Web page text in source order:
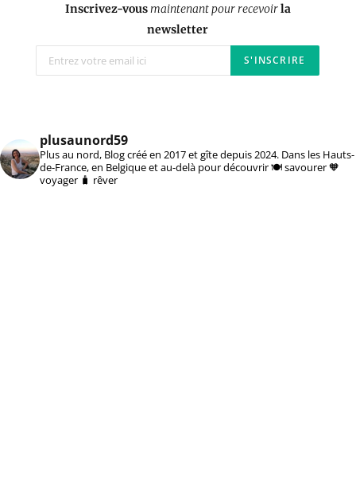
Inscrivez-vousmaintenant pour recevoirla
newsletter
plusaunord59
Plus au nord, Blog créé en 2017 et gîte depuis 2024. Dans les Hauts-
de-France, en Belgique et au-delà pour découvrir 🍽️ savourer 🧡
voyager 🧳 rêver